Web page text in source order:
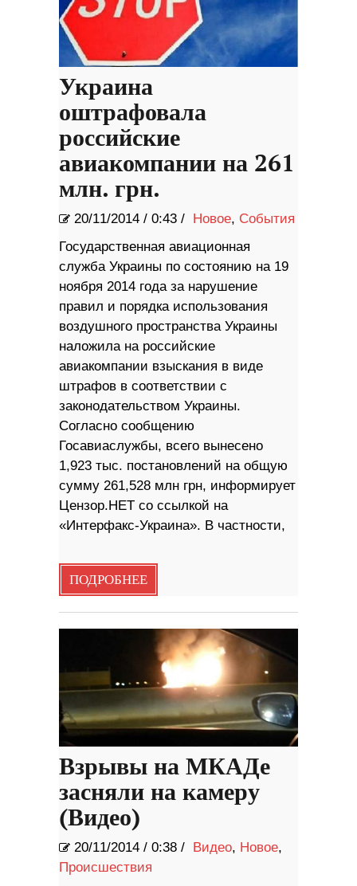
Украина
оштрафовала
российские
авиакомпании на 261
млн. грн.
20/11/2014 / 0:43 / Новое, События
Государственная авиационная
служба Украины по состоянию на 19
ноября 2014 года за нарушение
правил и порядка использования
воздушного пространства Украины
наложила на российские
авиакомпании взыскания в виде
штрафов в соответствии с
законодательством Украины.
Согласно сообщению
Госавиаслужбы, всего вынесено
1,923 тыс. постановлений на общую
сумму 261,528 млн грн, информирует
Цензор.НЕТ со ссылкой на
«Интерфакс-Украина». В частности,
ПОДРОБНЕЕ
Взрывы на МКАДе
засняли на камеру
(Видео)
20/11/2014 / 0:38 / Видео, Новое,
Происшествия